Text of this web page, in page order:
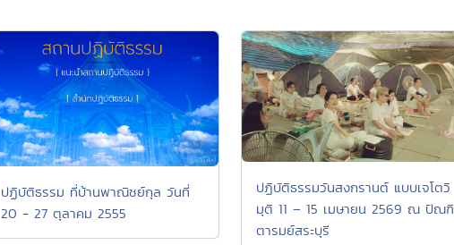
ปฏิบัติธรรม ที่บ้านพาณิชย์กุล วันที่
20 - 27 ตุลาคม 2555
ปฏิบัติธรรมวันสงกรานต์ แบบเจโตวิ
มุติ 11 – 15 เมษายน 2569 ณ ปัณฑิ
ตารมย์สระบุรี